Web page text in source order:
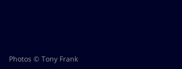
Photos © Tony Frank